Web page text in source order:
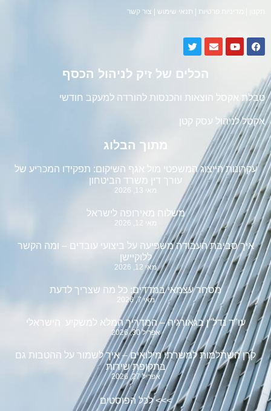
מדיניות פרטיות תנאי שימוש צור קשר
הכלים של זיק לניהול הכסף
טבלת אקסל הוצאות והכנסות להורדה למעקב חודשי
אקסל לניהול עסק קטן
מתוך הבלוג
עקרונות הייצוג המשפטי מול אגף השיקום: תפקידו המכריע של
עורך דין משרד הביטחון
מאי 13, 2026
משלוח מאירופה לישראל
מאי 12, 2026
איך סביבת העבודה משפיעה על ביצועי עובדים – ומה הקשר
ללוקיישן
מאי 12, 2026
מסחר עצמאי במדדים: כל מה שצריך לדעת
מאי 7, 2026
עו"ד נדל"ן בגאורגיה – המדריך המלא למשקיע הישראלי
אפריל 30, 2026
קרן השתלמות למשרתי מילואים – איך לשמור על ההטבות גם
בתקופת שירות
אפריל 27, 2026
>>>לכל הפוסטים